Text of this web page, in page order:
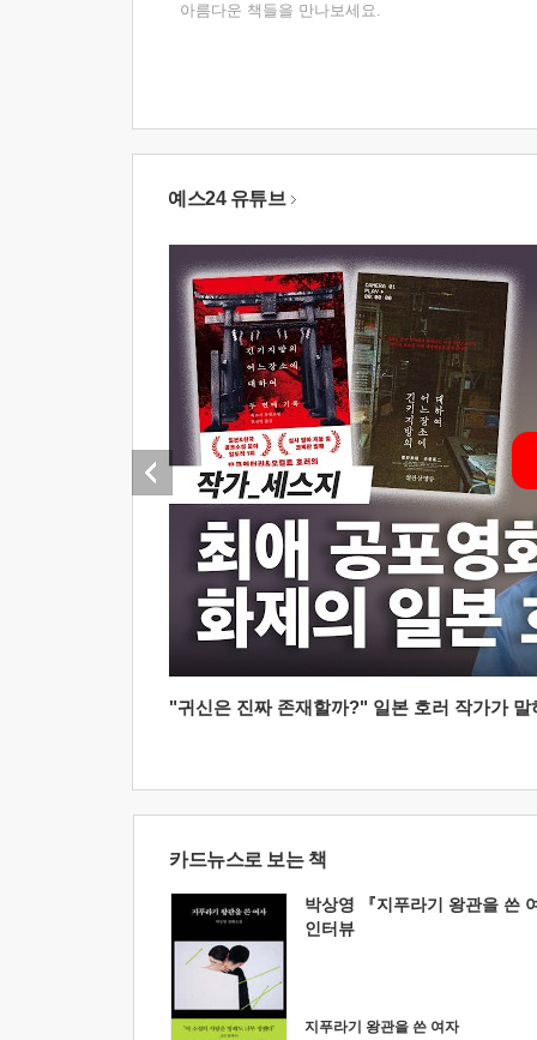
아름다운 책들을 만나보세요.
예스24 유튜브
"귀신은 진짜 존재할까?" 일본 호러 작가가
카드뉴스로 보는 책
박상영 『지푸라기 왕관을 쓴
인터뷰
지푸라기 왕관을 쓴 여자